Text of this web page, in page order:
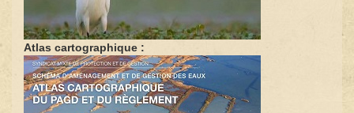
Atlas cartographique :